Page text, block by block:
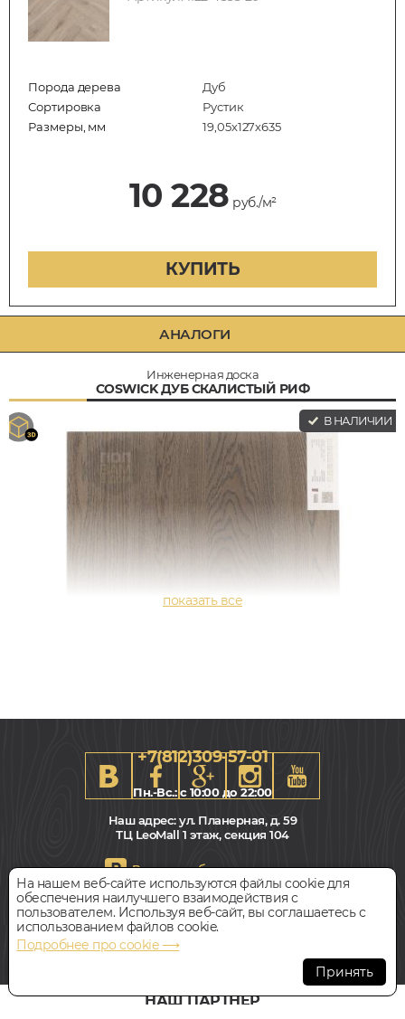
Порода дерева
Дуб
Сортировка
Рустик
Размеры, мм
19,05х127х635
10 228 руб./м²
КУПИТЬ
АНАЛОГИ
Инженерная доска
COSWICK ДУБ СКАЛИСТЫЙ РИФ
В НАЛИЧИИ
127x600-2100, 15мм
Таверн (Tav), Дуб, Однополосный, Влагостойкий
Цена за 1 м² 9 440руб.
КУПИТЬ
+7(812)309-57-01
Пн.-Вс.: с 10:00 до 22:00
Наш адрес:ул. Планерная, д. 59
ТЦ LeoMall 1 этаж, секция 104
Всегда свободная парковка
© Интернет-магазин Polvamvdom.ru 2011-2026. Все права
защищены.
При копировании материалов прямая ссылка на сайт
НАШ ПАРТНЁР
На нашем веб-сайте используются файлы cookie для
обеспечения наилучшего взаимодействия с
пользователем. Используя веб-сайт, вы соглашаетесь с
использованием файлов cookie.
Подробнее про cookie ⟶
Принять